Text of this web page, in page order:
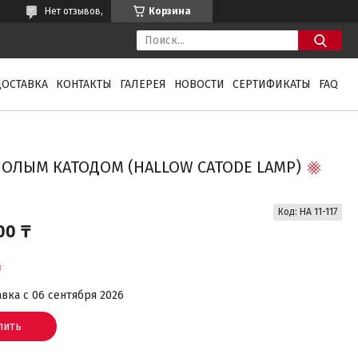
Корзина
Нет отзывов,
КОНТАКТЫ ГАЛЕРЕЯ НОВОСТИ СЕРТИФИКАТЫ FAQ
КАТОДОМ (HALLOW CATODE LAMP)
₸
Код: HA 11-117
с 06 сентября 2026